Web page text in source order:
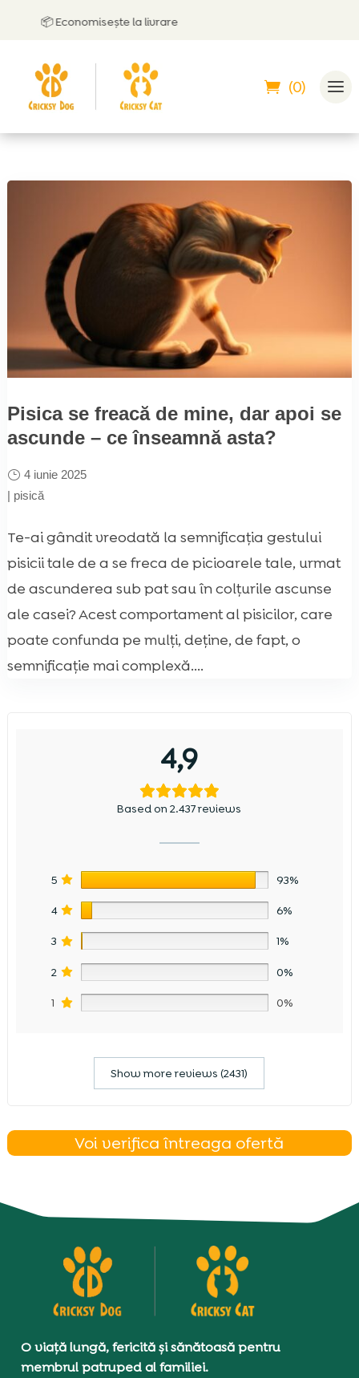
📦 Economisește la livrare
(0)
Pisica se freacă de mine, dar apoi se
ascunde – ce înseamnă asta?
4 iunie 2025
| pisică
Te-ai gândit vreodată la semnificația gestului
pisicii tale de a se freca de picioarele tale, urmat
de ascunderea sub pat sau în colțurile ascunse
ale casei? Acest comportament al pisicilor, care
poate confunda pe mulți, deține, de fapt, o
semnificație mai complexă....
4,9
Based on 2.437 reviews
5 93%
4 6%
3 1%
2 0%
1 0%
Show more reviews (2431)
Voi verifica întreaga ofertă
O viață lungă, fericită și sănătoasă pentru
membrul patruped al familiei.